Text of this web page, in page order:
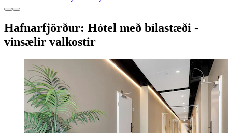
Hafnarfjörður: Hótel með bílastæði -
vinsælir valkostir